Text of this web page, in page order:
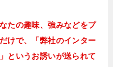
たの趣味、強みなどをプ
けで、「弊社のインター
というお誘いが送られて